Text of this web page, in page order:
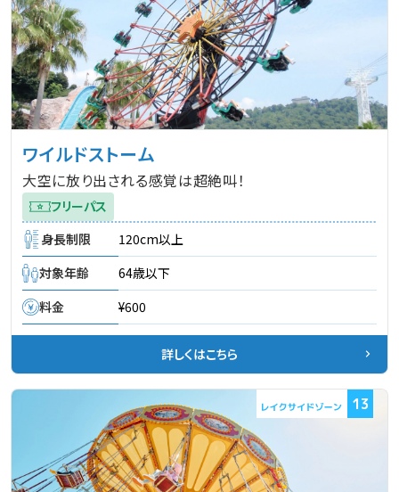
ワイルドストーム
大空に放り出される感覚は超絶叫！
フリーパス
身長制限
120cm以上
対象年齢
64歳以下
料金
¥600
詳しくはこちら
13